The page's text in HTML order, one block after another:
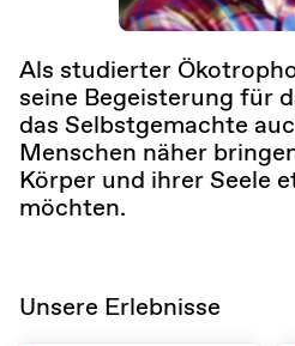
Als studierter
seine Begeisterung für
das Selbstgemachte
Menschen näher
Körper und ihrer Seele
möchten.
Unsere Erlebnisse